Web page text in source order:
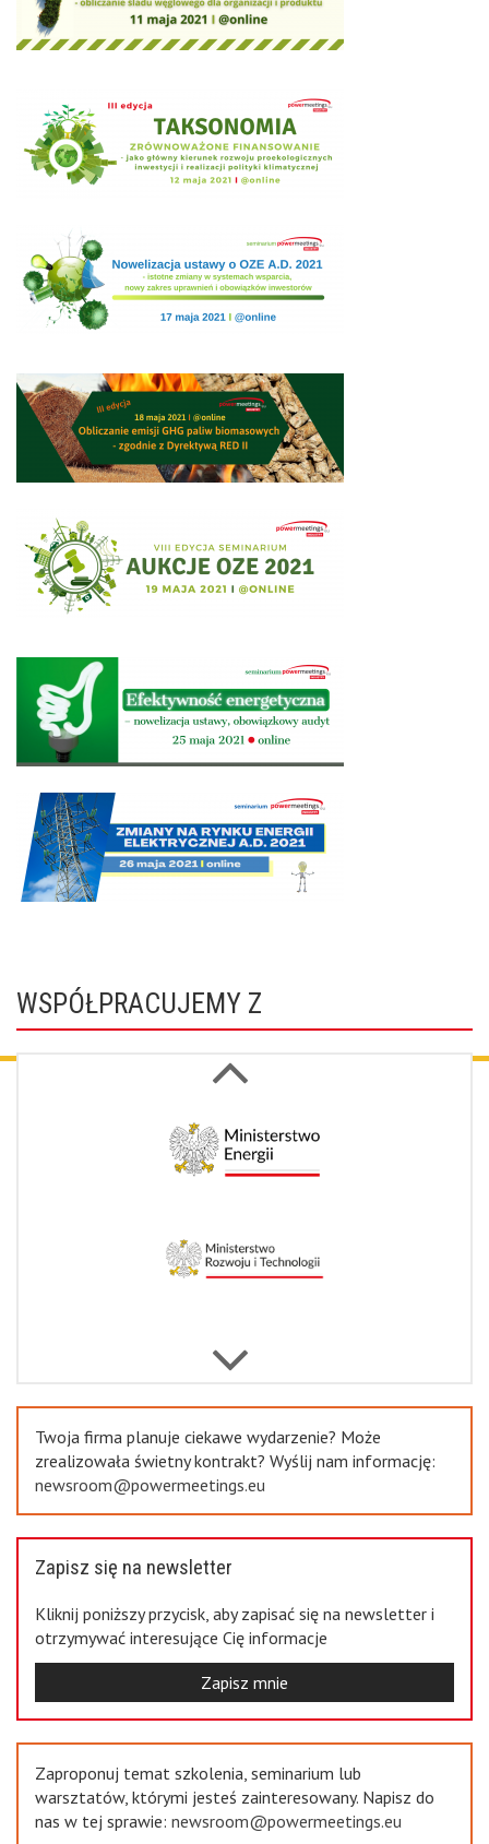
WSPÓŁPRACUJEMY Z
Twoja firma planuje ciekawe wydarzenie? Może
zrealizowała świetny kontrakt? Wyślij nam informację:
newsroom@powermeetings.eu
Zapisz się na newsletter
Kliknij poniższy przycisk, aby zapisać się na newsletter i
otrzymywać interesujące Cię informacje
Zapisz mnie
Zaproponuj temat szkolenia, seminarium lub
warsztatów, którymi jesteś zainteresowany. Napisz do
nas w tej sprawie: newsroom@powermeetings.eu